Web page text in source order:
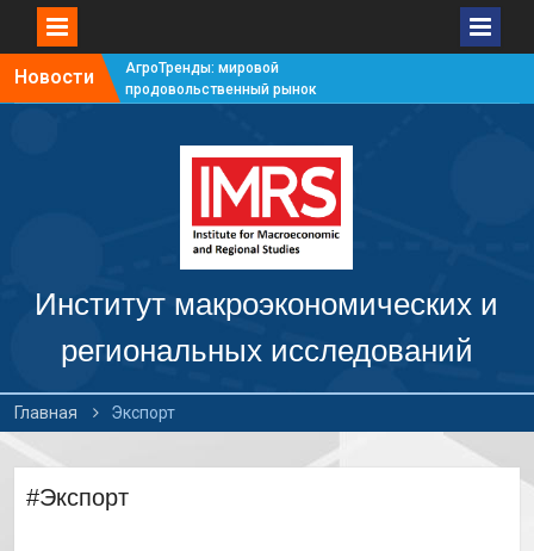
Новости
АгроТренды: мировой
продовольственный рынок
продовольственный рынок
АгроТренды: мировой
продовольственный рынок
АгроТренды: мировой
#4
Институт макроэкономических и
региональных исследований
Главная Экспорт
#Экспорт